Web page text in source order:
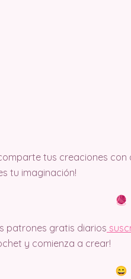
tus creaciones con
tu imaginación!
patrones gratis diarios
y comienza a crear!